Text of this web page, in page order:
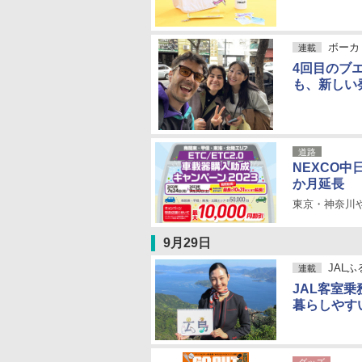
連載 ボーカ
4回目のブ
も、新し
道路
NEXCO中
か月延長
東京・神奈川
9月29日
連載 JALふ
JAL客室乗
暮らしやす